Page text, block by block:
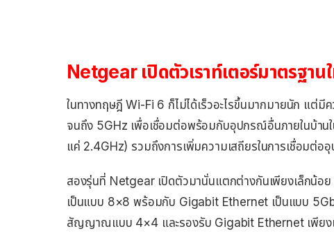
Netgear เปิดตัวเราท์เตอร์มาตรฐา
ในทางทฤษฎี Wi-Fi 6 ก็ไม่ได้เร็วอะไรขึ้นมากมายนัก แต่มี
จนถึง 5GHz เพื่อเชื่อมต่อพร้อมกับอุปกรณ์อื่นภายในบ้าน
แค่ 2.4GHz) รวมถึงการเพิ่มความเสถียรในการเชื่อมต่อ
สองรุ่นที่ Netgear เปิดตัวมานั่นแตกต่างกันเพียงเล็กน้
เป็นแบบ 8×8 พร้อมกับ Gigabit Ethernet เป็นแบบ
สัญญาณแบบ 4×4 และรองรับ Gigabit Ethernet เพียง